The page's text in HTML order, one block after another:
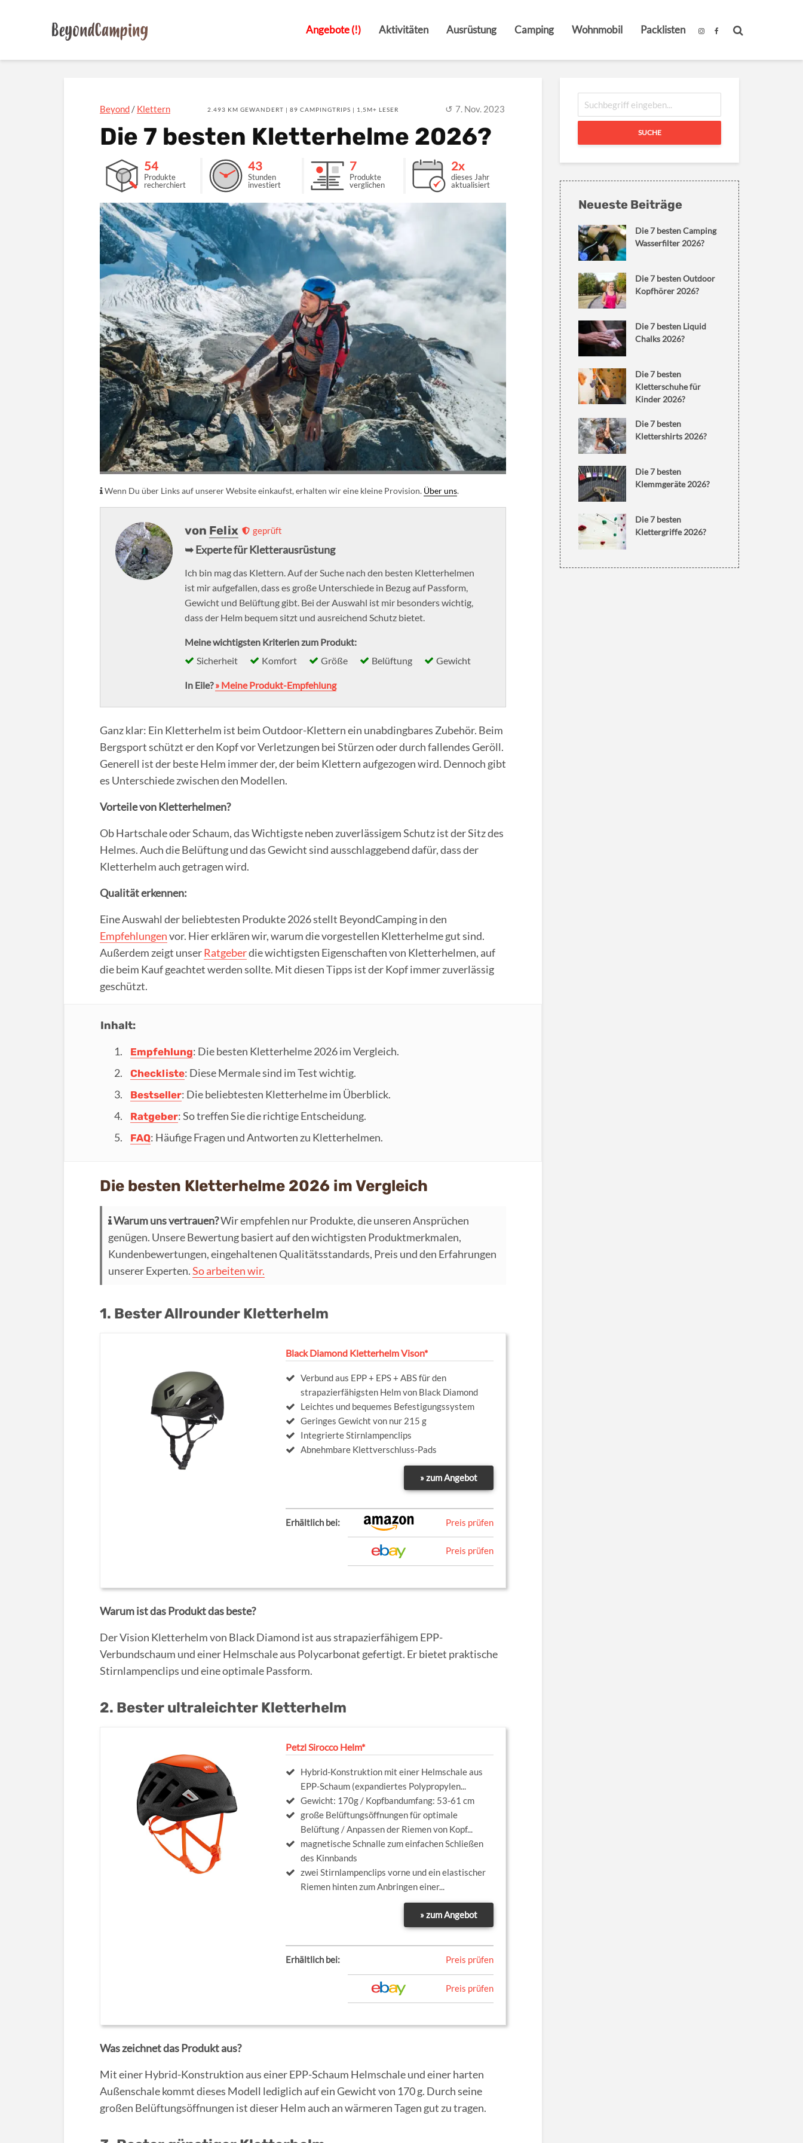
Angebote (!) Aktivitäten Ausrüstung Camping Wohnmobil Packlisten
Beyond / Klettern 2.493 KM GEWANDERT | 89 CAMPINGTRIPS | 1,5M+ LESER 7. Nov. 2023
Die 7 besten Kletterhelme 2026?
54
Produkte
recherchiert
43
Stunden
investiert
7
Produkte
verglichen
2x
dieses Jahr
aktualisiert
Wenn Du über Links auf unserer Website einkaufst, erhalten wir eine kleine Provision. Über uns.
von Felix geprüft
➥ Experte für Kletterausrüstung
Ich bin mag das Klettern. Auf der Suche nach den besten Kletterhelmen
ist mir aufgefallen, dass es große Unterschiede in Bezug auf Passform,
Gewicht und Belüftung gibt. Bei der Auswahl ist mir besonders wichtig,
dass der Helm bequem sitzt und ausreichend Schutz bietet.
Meine wichtigsten Kriterien zum Produkt:
Sicherheit
Komfort Größe Belüftung Gewicht
In Eile?» Meine Produkt-Empfehlung
Ganz klar: Ein Kletterhelm ist beim Outdoor-Klettern ein unabdingbares Zubehör. Beim
Bergsport schützt er den Kopf vor Verletzungen bei Stürzen oder durch fallendes Geröll.
Generell ist der beste Helm immer der, der beim Klettern aufgezogen wird. Dennoch gibt
es Unterschiede zwischen den Modellen.
Vorteile von Kletterhelmen?
Ob Hartschale oder Schaum, das Wichtigste neben zuverlässigem Schutz ist der Sitz des
Helmes. Auch die Belüftung und das Gewicht sind ausschlaggebend dafür, dass der
Kletterhelm auch getragen wird.
Qualität erkennen:
Eine Auswahl der beliebtesten Produkte 2026 stellt BeyondCamping in den
Empfehlungenvor. Hier erklären wir, warum die vorgestellen Kletterhelme gut sind.
Außerdem zeigt unserRatgeberdie wichtigsten Eigenschaften von Kletterhelmen, auf
die beim Kauf geachtet werden sollte. Mit diesen Tipps ist der Kopf immer zuverlässig
geschützt.
Inhalt:
Empfehlung: Die besten Kletterhelme 2026 im Vergleich.
Checkliste: Diese Mermale sind im Test wichtig.
Bestseller: Die beliebtesten Kletterhelme im Überblick.
Ratgeber: So treffen Sie die richtige Entscheidung.
FAQ: Häufige Fragen und Antworten zu Kletterhelmen.
Die besten Kletterhelme 2026 im Vergleich
Warum uns vertrauen?Wir empfehlen nur Produkte, die unseren Ansprüchen
genügen. Unsere Bewertung basiert auf den wichtigsten Produktmerkmalen,
Kundenbewertungen, eingehaltenen Qualitätsstandards, Preis und den Erfahrungen
unserer Experten.So arbeiten wir.
1. Bester Allrounder Kletterhelm
Black Diamond Kletterhelm Vison*
Verbund aus EPP + EPS + ABS für den
strapazierfähigsten Helm von Black Diamond
Leichtes und bequemes Befestigungssystem
Geringes Gewicht von nur 215 g
Integrierte Stirnlampenclips
Abnehmbare Klettverschluss-Pads
» zum Angebot
Erhältlich bei: Preis prüfen
Preis prüfen
Warum ist das Produkt das beste?
Der Vision Kletterhelm von Black Diamond ist aus strapazierfähigem EPP-
Verbundschaum und einer Helmschale aus Polycarbonat gefertigt. Er bietet praktische
Stirnlampenclips und eine optimale Passform.
2. Bester ultraleichter Kletterhelm
Petzl Sirocco Helm*
Hybrid-Konstruktion mit einer Helmschale aus
EPP-Schaum (expandiertes Polypropylen...
Gewicht: 170g / Kopfbandumfang: 53-61 cm
große Belüftungsöffnungen für optimale
Belüftung / Anpassen der Riemen von Kopf...
magnetische Schnalle zum einfachen Schließen
des Kinnbands
zwei Stirnlampenclips vorne und ein elastischer
Riemen hinten zum Anbringen einer...
» zum Angebot
Erhältlich bei: Preis prüfen
Preis prüfen
Was zeichnet das Produkt aus?
Mit einer Hybrid-Konstruktion aus einer EPP-Schaum Helmschale und einer harten
Außenschale kommt dieses Modell lediglich auf ein Gewicht von 170 g. Durch seine
großen Belüftungsöffnungen ist dieser Helm auch an wärmeren Tagen gut zu tragen.
SUCHE
Neueste Beiträge
Die 7 besten Camping
Wasserfilter 2026?
Die 7 besten Outdoor
Kopfhörer 2026?
Die 7 besten Liquid
Chalks 2026?
Die 7 besten
Kletterschuhe für
Kinder 2026?
Die 7 besten
Klettershirts 2026?
Die 7 besten
Klemmgeräte 2026?
Die 7 besten
Klettergriffe 2026?